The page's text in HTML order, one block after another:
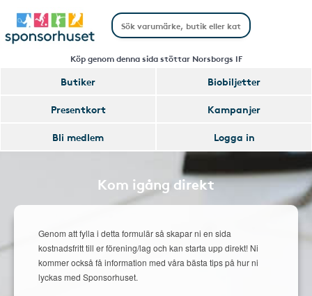
Köp genom denna sida stöttar Norsborgs IF
Butiker
Biobiljetter
Presentkort
Kampanjer
Bli medlem
Logga in
Kom igång direkt
Genom att fylla i detta formulär så skapar ni en sida
kostnadsfritt till er förening/lag och kan starta upp direkt! Ni
kommer också få information med våra bästa tips på hur ni
lyckas med Sponsorhuset.